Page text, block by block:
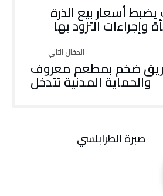
يضبط أسعار بيع الذرة
وإجراءات التزود بها
ضخم بمطعم معروف
والحماية المدنية تتدخل
صبرة الطرابلسي